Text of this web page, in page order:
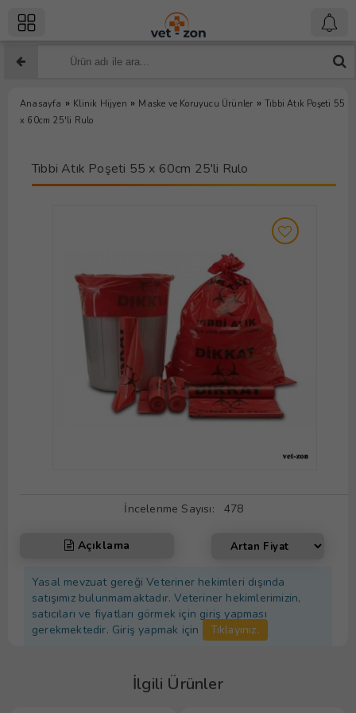
Anasayfa » Klinik Hijyen » Maske ve Koruyucu Ürünler » Tıbbi Atık Poşeti 55
x 60cm 25'li Rulo
Tıbbi Atık Poşeti 55 x 60cm 25'li Rulo
İncelenme Sayısı: 478
Açıklama
Yasal mevzuat gereği Veteriner hekimleri dışında
satışımız bulunmamaktadır. Veteriner hekimlerimizin,
satıcıları ve fiyatları görmek için giriş yapması
gerekmektedir. Giriş yapmak için
Tıklayınız.
İlgili Ürünler